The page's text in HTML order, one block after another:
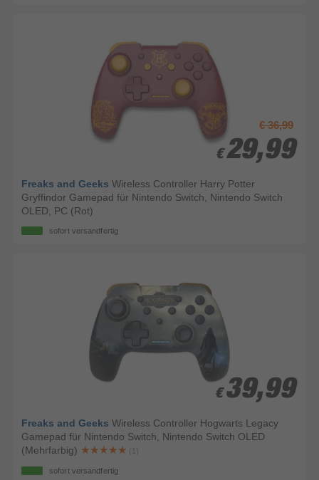
€ 36,99
€ 29,99
€ 29,99
Freaks and Geeks Wireless Controller Harry Potter
Gryffindor Gamepad für Nintendo Switch, Nintendo Switch
OLED, PC (Rot)
sofort versandfertig
€ 39,99
€ 39,99
Freaks and Geeks Wireless Controller Hogwarts Legacy
Gamepad für Nintendo Switch, Nintendo Switch OLED
(Mehrfarbig)
(1)
sofort versandfertig